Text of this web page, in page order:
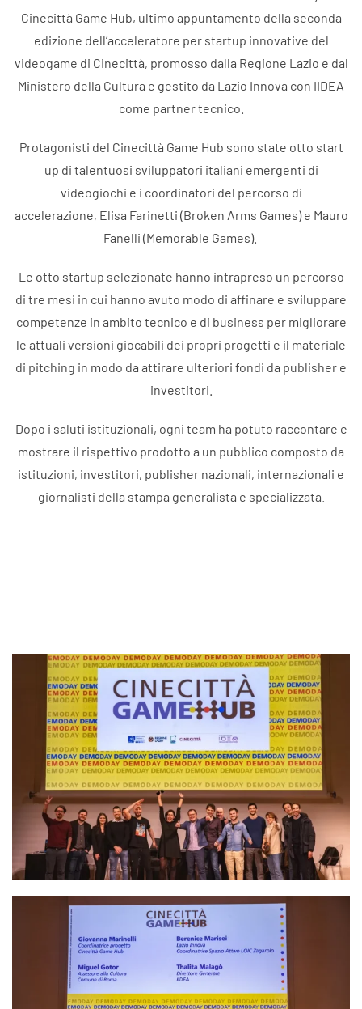
Cinecittà Game Hub, ultimo appuntamento della seconda
edizione dell’acceleratore per startup innovative del
videogame di Cinecittà, promosso dalla Regione Lazio e dal
Ministero della Cultura e gestito da Lazio Innova con IIDEA
come partner tecnico.
Protagonisti del Cinecittà Game Hub sono state otto start
up di talentuosi sviluppatori italiani emergenti di
videogiochi e i coordinatori del percorso di
accelerazione, Elisa Farinetti (Broken Arms Games) e Mauro
Fanelli (Memorable Games).
Le otto startup selezionate hanno intrapreso un percorso
di tre mesi in cui hanno avuto modo di affinare e sviluppare
competenze in ambito tecnico e di business per migliorare
le attuali versioni giocabili dei propri progetti e il materiale
di pitching in modo da attirare ulteriori fondi da publisher e
investitori.
Dopo i saluti istituzionali, ogni team ha potuto raccontare e
mostrare il rispettivo prodotto a un pubblico composto da
istituzioni, investitori, publisher nazionali, internazionali e
giornalisti della stampa generalista e specializzata.